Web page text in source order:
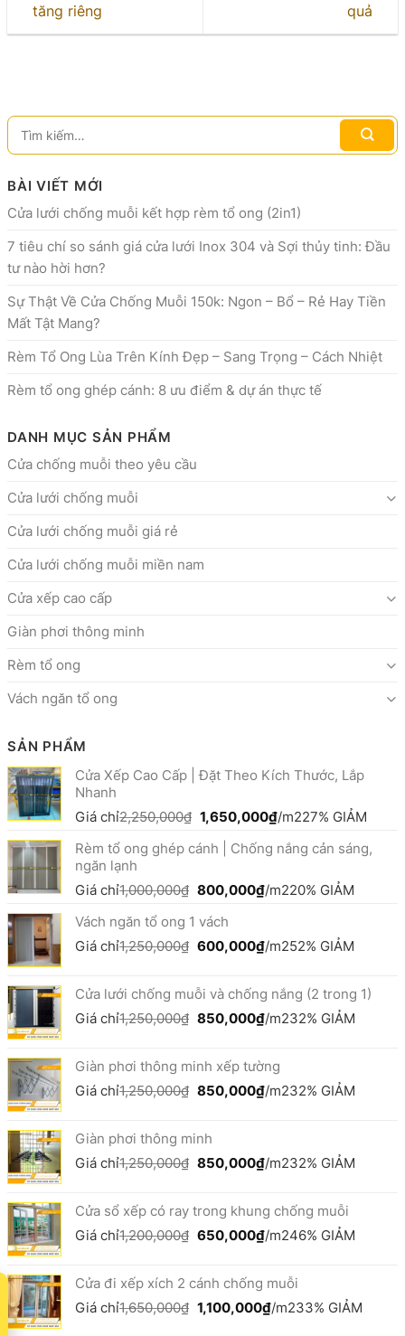
tăng riêng
quả
BÀI VIẾT MỚI
Cửa lưới chống muỗi kết hợp rèm tổ ong (2in1)
7 tiêu chí so sánh giá cửa lưới Inox 304 và Sợi thủy tinh: Đầu
tư nào hời hơn?
Sự Thật Về Cửa Chống Muỗi 150k: Ngon – Bổ – Rẻ Hay Tiền
Mất Tật Mang?
Rèm Tổ Ong Lùa Trên Kính Đẹp – Sang Trọng – Cách Nhiệt
Rèm tổ ong ghép cánh: 8 ưu điểm & dự án thực tế
DANH MỤC SẢN PHẨM
Cửa chống muỗi theo yêu cầu
Cửa lưới chống muỗi
Cửa lưới chống muỗi giá rẻ
Cửa lưới chống muỗi miền nam
Cửa xếp cao cấp
Giàn phơi thông minh
Rèm tổ ong
Vách ngăn tổ ong
SẢN PHẨM
Cửa Xếp Cao Cấp | Đặt Theo Kích Thước, Lắp
Nhanh
Giá chỉ2,250,000₫ Giá
là:
1,650,000₫Giá
tại
1,650,000₫.
/m227% GIẢM
Rèm tổ ong ghép cánh | Chống nắng cản sáng,
ngăn lạnh
Giá chỉ1,000,000₫ Giá
là:
1,000,000₫.
800,000₫Giá
là:
800,000₫.
/m220% GIẢM
Vách ngăn tổ ong 1 vách
Giá chỉ1,250,000₫ Giá
1,250,000₫.
600,000₫Giá
là:
600,000₫.
/m252% GIẢM
Cửa lưới chống muỗi và chống nắng (2 trong 1)
Giá chỉ1,250,000₫ Giá
1,250,000₫.
850,000₫Giá
là:
850,000₫.
/m232% GIẢM
Giàn phơi thông minh xếp tường
Giá chỉ1,250,000₫ Giá
1,250,000₫.
850,000₫Giá
850,000₫.
/m232% GIẢM
Giàn phơi thông minh
Giá chỉ1,250,000₫ Giá
1,250,000₫.
850,000₫Giá
là:
850,000₫.
/m232% GIẢM
Cửa sổ xếp có ray trong khung chống muỗi
Giá chỉ1,200,000₫ Giá
1,200,000₫.
650,000₫Giá
là:
650,000₫.
/m246% GIẢM
Cửa đi xếp xích 2 cánh chống muỗi
Giá chỉ1,650,000₫ Giá
1,100,000₫Giá
/m233% GIẢM